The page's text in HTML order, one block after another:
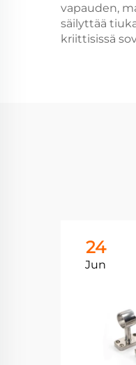
vapauden,
säilyttää
kriittisissä
24
Jun